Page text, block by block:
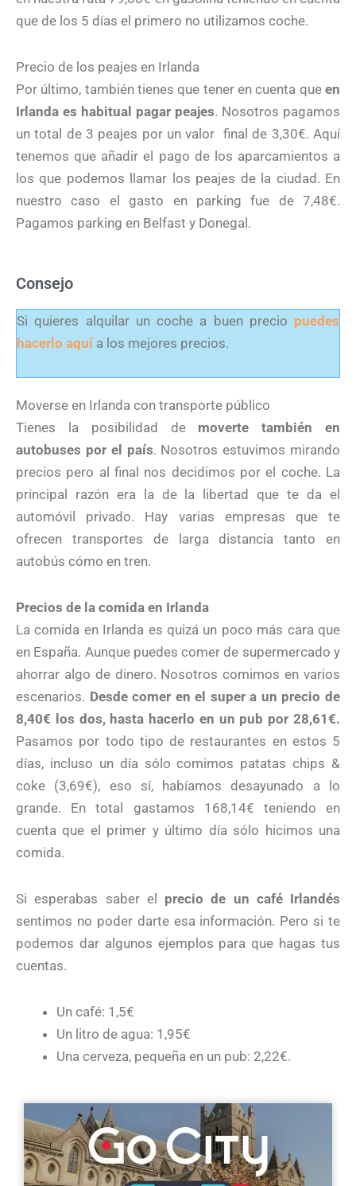
que de los 5 días el primero no utilizamos coche.
Precio de los peajes en Irlanda
Por último, también tienes que tener en cuenta queen
Irlanda es habitual pagar peajes. Nosotros pagamos
un total de 3 peajes por un valor final de 3,30€. Aquí
tenemos que añadir el pago de los aparcamientos a
los que podemos llamar los peajes de la ciudad. En
nuestro caso el gasto en parking fue de 7,48€.
Pagamos parking en Belfast y Donegal.
Consejo
Si quieres alquilar un coche a buen precio puedes
hacerlo aquí a los mejores precios.
Moverse en Irlanda con transporte público
Tienes la posibilidad de moverte también en
autobuses por el país. Nosotros estuvimos mirando
precios pero al final nos decidimos por el coche. La
principal razón era la de la libertad que te da el
automóvil privado. Hay varias empresas que te
ofrecen transportes de larga distancia tanto en
autobús cómo en tren.
Precios de la comida en Irlanda
La comida en Irlanda es quizá un poco más cara que
en España. Aunque puedes comer de supermercado y
ahorrar algo de dinero. Nosotros comimos en varios
escenarios. Desde comer en el super a un precio de
8,40€ los dos, hasta hacerlo en un pub por 28,61€.
Pasamos por todo tipo de restaurantes en estos 5
días, incluso un día sólo comimos patatas chips &
coke (3,69€), eso sí, habíamos desayunado a lo
grande. En total gastamos 168,14€ teniendo en
cuenta que el primer y último día sólo hicimos una
comida.
Si esperabas saber el precio de un café Irlandés
sentimos no poder darte esa información. Pero si te
podemos dar algunos ejemplos para que hagas tus
cuentas.
Un café: 1,5€
Un litro de agua: 1,95€
Una cerveza, pequeña en un pub: 2,22€.